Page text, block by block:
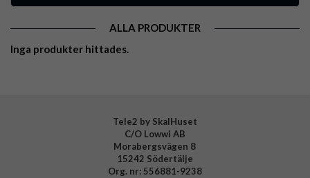
ALLA PRODUKTER
Inga produkter hittades.
Tele2 by SkalHuset
C/O Lowwi AB
Morabergsvägen 8
15242 Södertälje
Org. nr: 556881-9238